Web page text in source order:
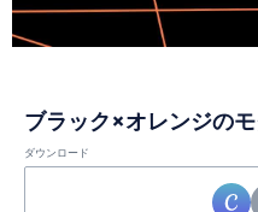
ダウンロード